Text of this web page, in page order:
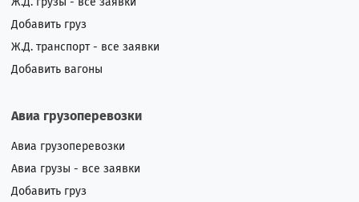
Добавить груз
Ж.Д. транспорт - все заявки
Добавить вагоны
Авиа грузоперевозки
Авиа грузоперевозки
Авиа грузы - все заявки
Добавить груз